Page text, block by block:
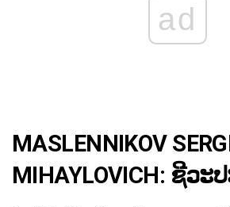
ad
MASLENNIKOV
MIHAYLOVICH: ຊີວະ